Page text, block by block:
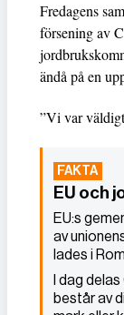
Fredagens
försening av
ändå på en
”Vi var
EU och
EU:s
av
lades i
I dag
består av